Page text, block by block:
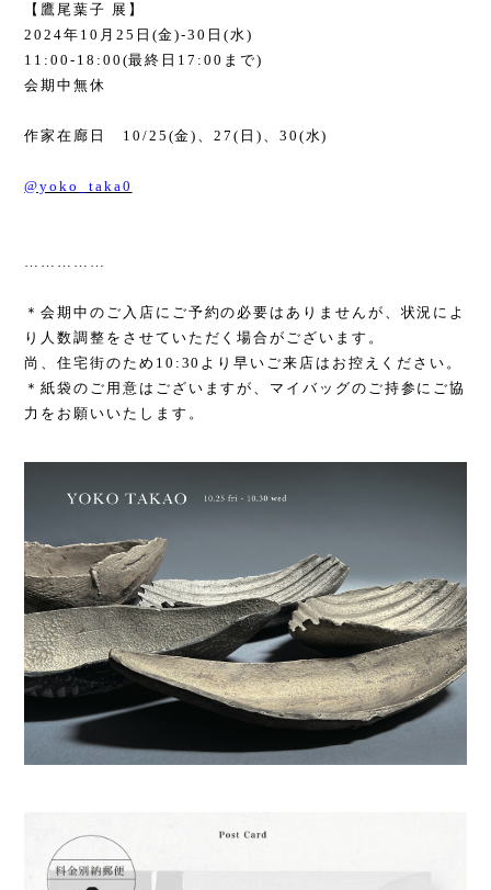
【鷹尾葉子 展】
2024年 10 月 25 日 (金)-30 日 (水)
11:00-18:00(最終日 17:00 まで)
会期中無休
作家在廊日 10/25(金) 、27( 日 ) 、 30(水)
@yoko_taka0
……………
＊会期中のご入店にご予約の必要はありませんが、状況によ
り人数調整をさせていただく場合がございます。
尚、住宅街のため 10:30 より早いご来店はお控えください。
＊紙袋のご用意はございますが、マイバッグのご持参にご協
力をお願いいたします。